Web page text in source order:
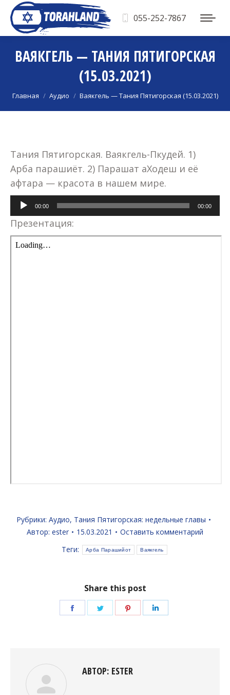
055-252-7867
ВАЯКГЕЛЬ — ТАНИЯ ПЯТИГОРСКАЯ
(15.03.2021)
Вы здесь:
Главная Аудио Ваякгель — Тания Пятигорская (15.03.2021)
Тания Пятигорская. Ваякгель-Пкудей. 1)
Арба парашиёт. 2) Парашат аХодеш и её
афтара — красота в нашем мире.
Аудиоплеер
00:00 00:00
Презентация:
Рубрики: Аудио, Тания Пятигорская: недельные главы
Автор: ester 15.03.2021
Оставить комментарий
Теги:
Арба Парашийот Ваякгель
Share this post
ПоделитьсяПоделитьсяПоделиться
АВТОР: ESTER